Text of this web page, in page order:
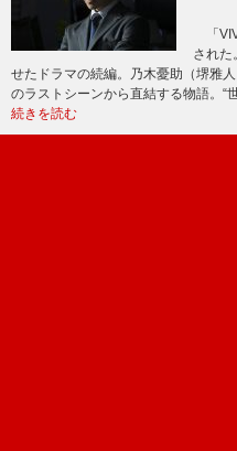
「
され
せたドラマの続編。乃木憂助（堺雅
のラストシーンから直結する物語。“
続きを読む